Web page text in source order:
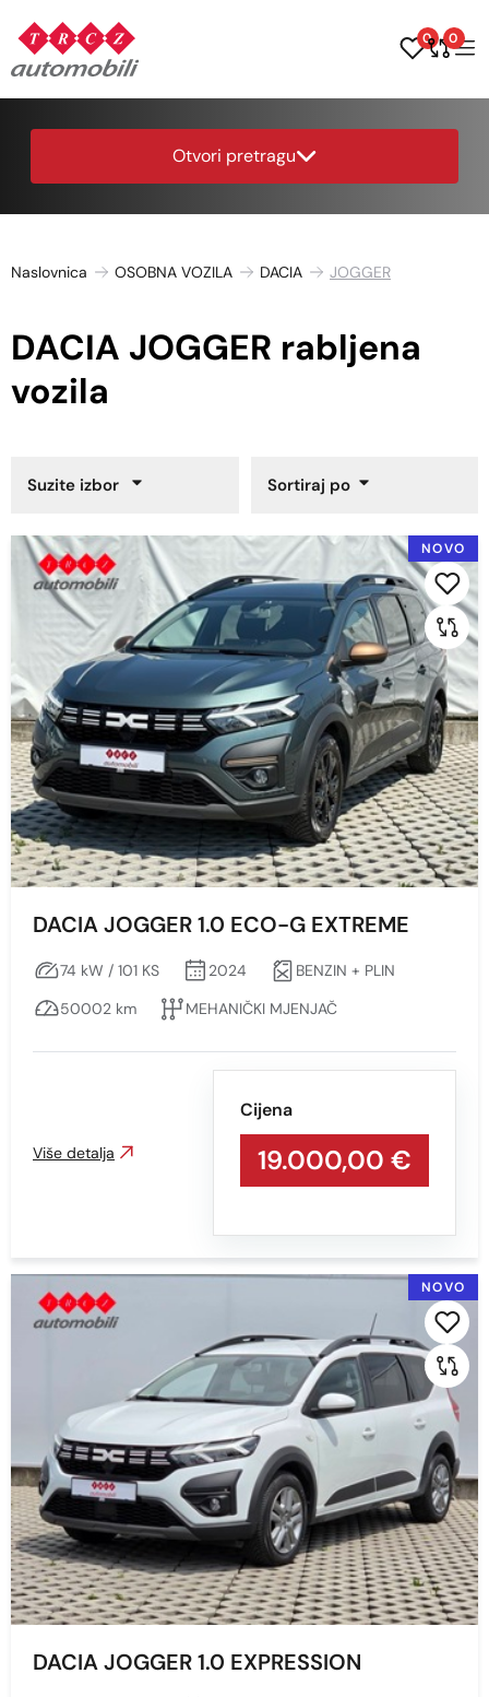
0 0
Otvori pretragu
Naslovnica OSOBNA VOZILA DACIA JOGGER
DACIA JOGGER rabljena
vozila
Suzite izbor
2024
2023
Cijena
Min Max
Max
Vrsta motora
BENZIN + PLIN
Snaga vozila KS
Min Max
Sortiraj po
NOVO
DACIA JOGGER 1.0 ECO-G EXTREME
74 kW / 101 KS 2024
BENZIN + PLIN
50002 km
MEHANIČKI MJENJAČ
Cijena
19.000,00 €
Više detalja
NOVO
DACIA JOGGER 1.0 EXPRESSION